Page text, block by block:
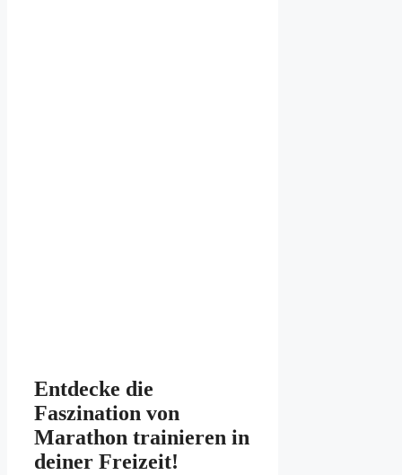
Entdecke die
Faszination von
Marathon trainieren in
deiner Freizeit!